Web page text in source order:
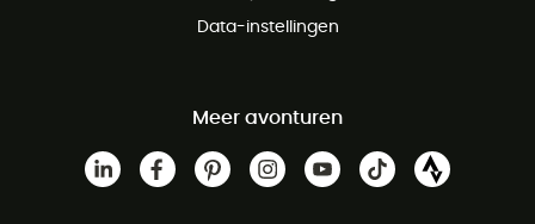
Data-instellingen
Meer avonturen